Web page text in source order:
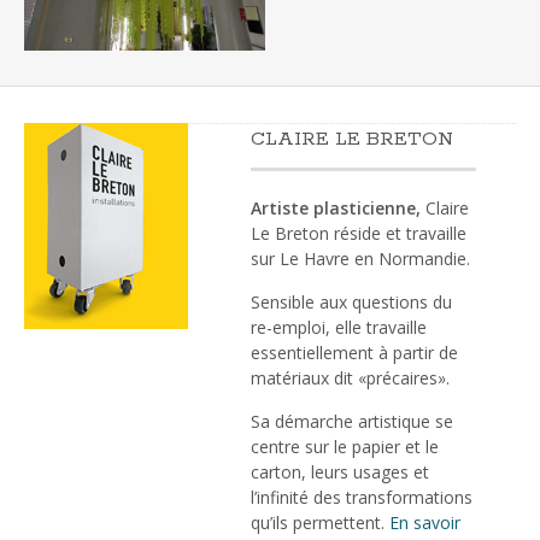
CLAIRE LE BRETON
Artiste plasticienne, Claire
Le Breton réside et travaille
sur Le Havre en Normandie.
Sensible aux questions du
re-emploi, elle travaille
essentiellement à partir de
matériaux dit «précaires».
Sa démarche artistique se
centre sur le papier et le
carton, leurs usages et
l’infinité des transformations
qu’ils permettent. En savoir